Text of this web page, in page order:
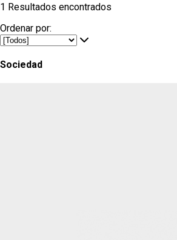
1 Resultados encontrados
Ordenar por:
Sociedad